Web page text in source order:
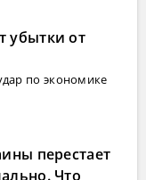
убытки от
по экономике
перестает
Что